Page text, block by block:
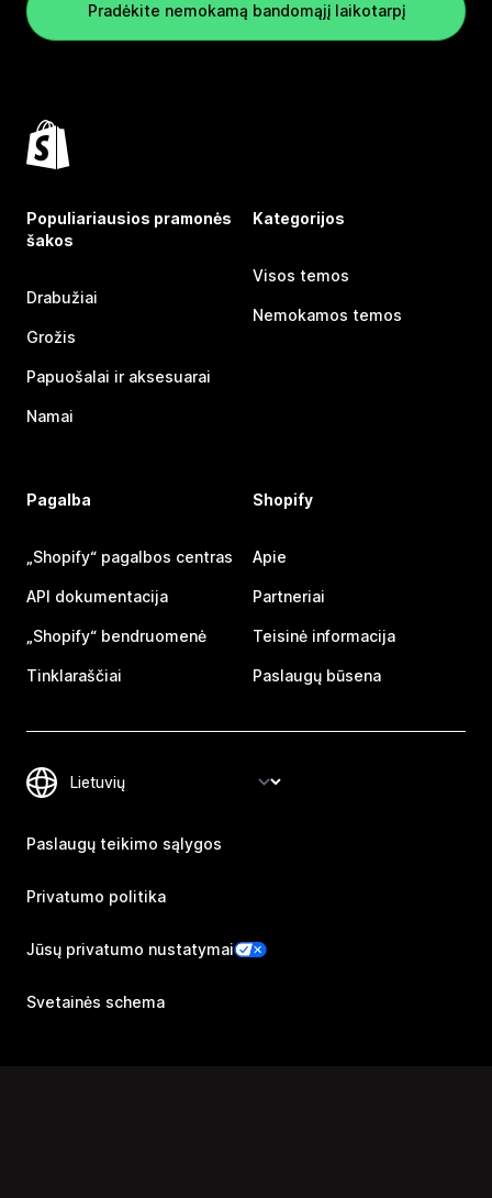
Pradėkite nemokamą bandomąjį laikotarpį
Populiariausios pramonės
šakos
Drabužiai
Grožis
Papuošalai ir aksesuarai
Namai
Kategorijos
Visos temos
Nemokamos temos
Pagalba
„Shopify“ pagalbos centras
API dokumentacija
„Shopify“ bendruomenė
Tinklaraščiai
Shopify
Apie
Partneriai
Teisinė informacija
Paslaugų būsena
Paslaugų teikimo sąlygos
Privatumo politika
Jūsų privatumo nustatymai
Svetainės schema